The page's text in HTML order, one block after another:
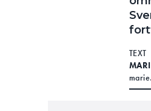
TEXT